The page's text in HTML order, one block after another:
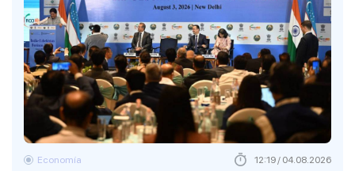
Economía 12:19 / 04.08.2026